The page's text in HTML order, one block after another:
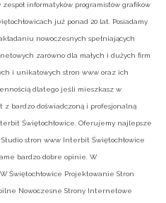
informatyków programistów grafików
już ponad 20 lat. Posiadamy
nowoczesnych spełniających
zarówno dla małych i dużych firm
i unikatowych stron www oraz ich
dlatego jeśli mieszkasz w
bardzo doświadczoną i profesjonalną
Świętochłowice. Oferujemy najlepsze
stron www Interbit Świętochłowice
bardzo dobre opinie. W
Świętochłowice Projektowanie Stron
Nowoczesne Strony Internetowe